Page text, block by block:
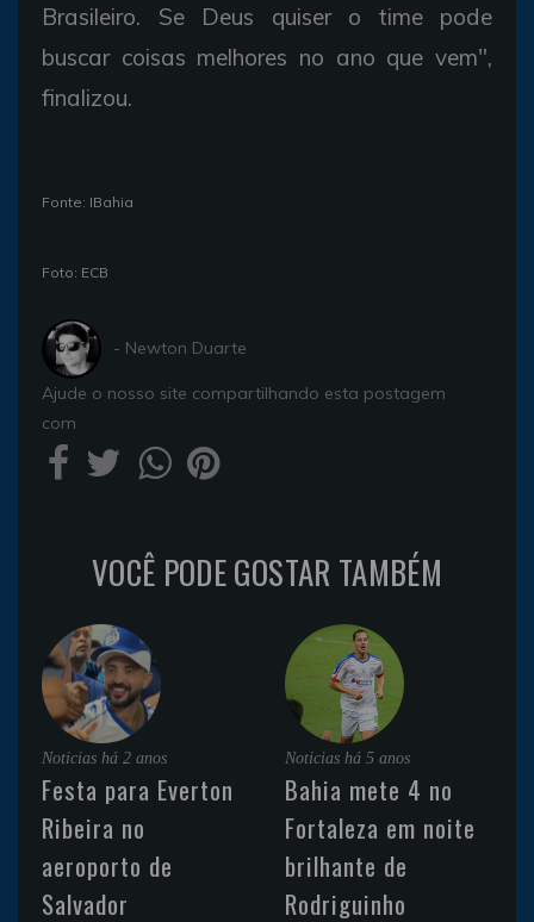
Brasileiro. Se Deus quiser o time pode
buscar coisas melhores no ano que vem",
finalizou.
Fonte: IBahia
Foto: ECB
- Newton Duarte
Ajude o nosso site compartilhando esta postagem
com
VOCÊ PODE GOSTAR TAMBÉM
Noticias há 2 anos
Festa para Everton
Ribeira no
aeroporto de
Salvador
Noticias há 5 anos
Bahia mete 4 no
Fortaleza em noite
brilhante de
Rodriguinho